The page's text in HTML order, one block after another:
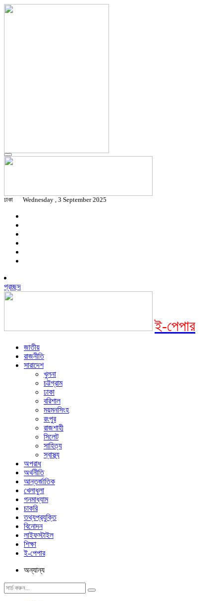
ঢাকা Wednesday , 3 September 2025
প্রচ্ছদ
ই-পেপার
জাতীয়
রাজনীতি
সারাদেশ
খুলনা
চট্টগ্রাম
ঢাকা
বরিশাল
ময়মনসিংহ
রংপুর
রাজশাহী
সিলেট
সাহিত্য
স্বাস্থ্য
অপরাধ
অর্থনীতি
আন্তর্জাতিক
খেলাধুলা
গনমাধ্যাম
চাকরি
তথ্যপ্রযুক্তি
বিনোদন
লাইফস্টাইল
শিক্ষা
ই-পেপার
অন্যান্য